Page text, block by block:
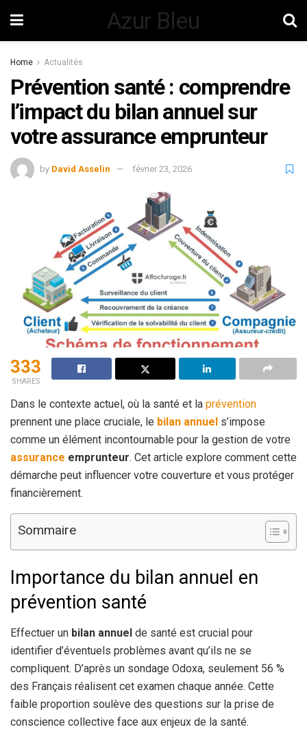
Azur Bleu
Home Actualités
Prévention santé : comprendre
l’impact du bilan annuel sur
votre assurance emprunteur
by David Asselin février 23, 2026
333
SHARES
Dans le contexte actuel, où la santé et la prévention
prennent une place cruciale, le bilan annuel s’impose
comme un élément incontournable pour la gestion de votre
assurance emprunteur. Cet article explore comment cette
démarche peut influencer votre couverture et vous protéger
financièrement.
Sommaire
Importance du bilan annuel en
prévention santé
Effectuer un bilan annuel de santé est crucial pour
identifier d’éventuels problèmes avant qu’ils ne se
compliquent. D’après un sondage Odoxa, seulement 56 %
des Français réalisent cet examen chaque année. Cette
faible proportion soulève des questions sur la prise de
conscience collective face aux enjeux de la santé.